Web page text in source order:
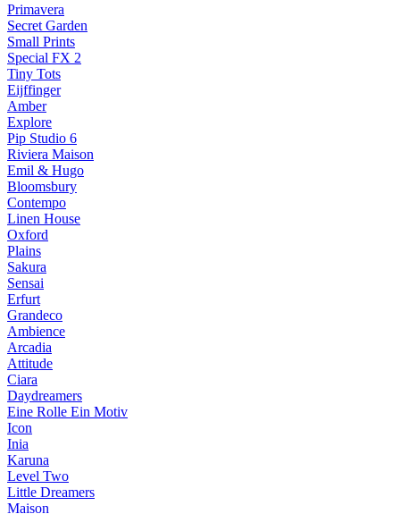
Primavera
Secret Garden
Small Prints
Special FX 2
Tiny Tots
Eijffinger
Amber
Explore
Pip Studio 6
Riviera Maison
Emil & Hugo
Bloomsbury
Contempo
Linen House
Oxford
Plains
Sakura
Sensai
Erfurt
Grandeco
Ambience
Arcadia
Attitude
Ciara
Daydreamers
Eine Rolle Ein Motiv
Icon
Inia
Karuna
Level Two
Little Dreamers
Maison